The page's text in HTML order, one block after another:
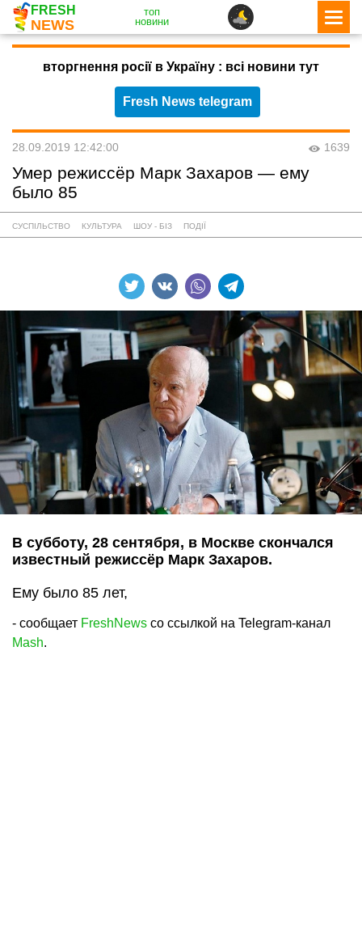
FRESH
NEWS
топ
новини
вторгнення росії в Україну : всі новини тут
Fresh News telegram
28.09.2019 12:42:00 1639
Умер режиссёр Марк Захаров — ему
было 85
СУСПІЛЬСТВО КУЛЬТУРА ШОУ - БІЗ ПОДІЇ
В субботу, 28 сентября, в Москве скончался
известный режиссёр Марк Захаров.
Ему было 85 лет,
- сообщает FreshNews со ссылкой на Telegram-канал
Mash.